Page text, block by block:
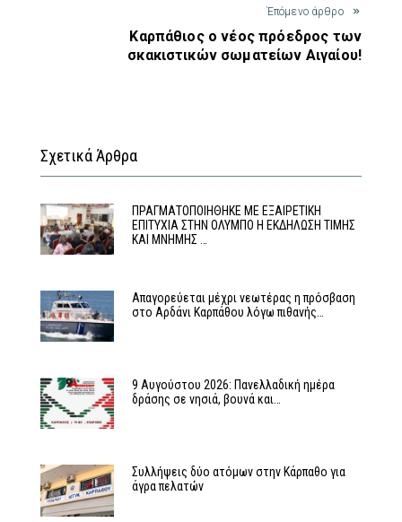
Έπόμενο άρθρο
Καρπάθιος ο νέος πρόεδρος των
σκακιστικών σωματείων Αιγαίου!
Σχετικά Άρθρα
ΠΡΑΓΜΑΤΟΠΟΙΗΘΗΚΕ ΜΕ ΕΞΑΙΡΕΤΙΚΗ
ΕΠΙΤΥΧΙΑ ΣΤΗΝ ΟΛΥΜΠΟ Η ΕΚΔΗΛΩΣΗ ΤΙΜΗΣ
ΚΑΙ ΜΝΗΜΗΣ …
Απαγορεύεται μέχρι νεωτέρας η πρόσβαση
στο Αρδάνι Καρπάθου λόγω πιθανής…
9 Αυγούστου 2026: Πανελλαδική ημέρα
δράσης σε νησιά, βουνά και…
Συλλήψεις δύο ατόμων στην Κάρπαθο για
άγρα πελατών